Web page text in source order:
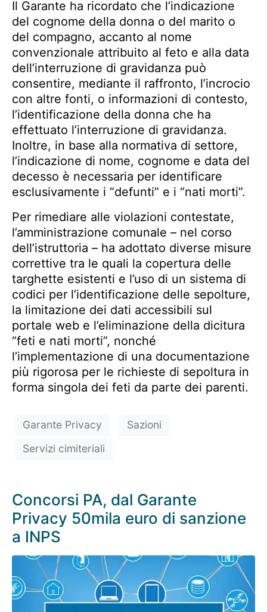
Il Garante ha ricordato che l’indicazione
del cognome della donna o del marito o
del compagno, accanto al nome
convenzionale attribuito al feto e alla data
dell’interruzione di gravidanza può
consentire, mediante il raffronto, l’incrocio
con altre fonti, o informazioni di contesto,
l’identificazione della donna che ha
effettuato l’interruzione di gravidanza.
Inoltre, in base alla normativa di settore,
l’indicazione di nome, cognome e data del
decesso è necessaria per identificare
esclusivamente i “defunti” e i “nati morti”.
Per rimediare alle violazioni contestate,
l’amministrazione comunale – nel corso
dell’istruttoria – ha adottato diverse misure
correttive tra le quali la copertura delle
targhette esistenti e l’uso di un sistema di
codici per l’identificazione delle sepolture,
la limitazione dei dati accessibili sul
portale web e l’eliminazione della dicitura
“feti e nati morti”, nonché
l’implementazione di una documentazione
più rigorosa per le richieste di sepoltura in
forma singola dei feti da parte dei parenti.
Garante Privacy
Sazioni
Servizi cimiteriali
Concorsi PA, dal Garante
Privacy 50mila euro di sanzione
a INPS